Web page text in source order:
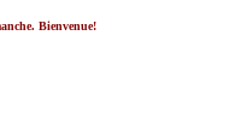
Bienvenue!